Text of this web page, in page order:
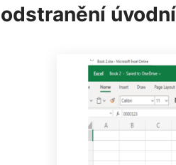
odstranění